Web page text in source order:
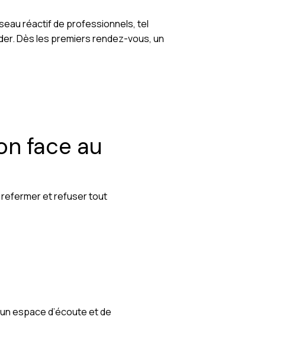
réactif de professionnels, tel
Dès les premiers rendez-vous, un
face au
refermer et refuser tout
espace d’écoute et de